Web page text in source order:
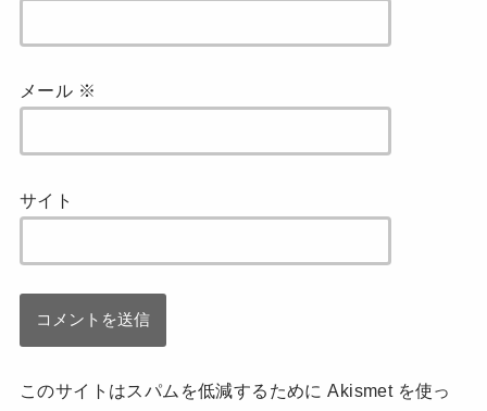
メール ※
サイト
このサイトはスパムを低減するために Akismet を使っ